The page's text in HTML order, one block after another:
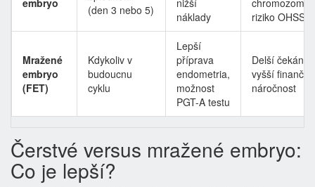
embryo
(den 3 nebo 5)
nižší
náklady
chromozomů,
riziko OHSS
Mražené
embryo
(FET)
Kdykoliv v
budoucnu
cyklu
Lepší
příprava
endometria,
možnost
PGT-A testu
Delší čekání,
vyšší finanční
náročnost
Čerstvé versus mražené embryo:
Co je lepší?